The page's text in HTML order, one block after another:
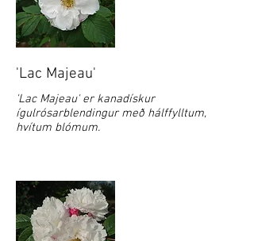
'Lac Majeau'
'Lac Majeau' er kanadískur
ígulrósarblendingur með hálffylltum,
hvítum blómum.